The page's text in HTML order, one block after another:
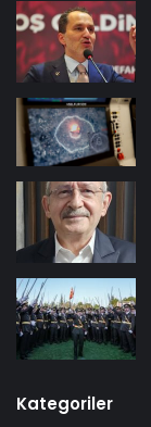
Kategoriler